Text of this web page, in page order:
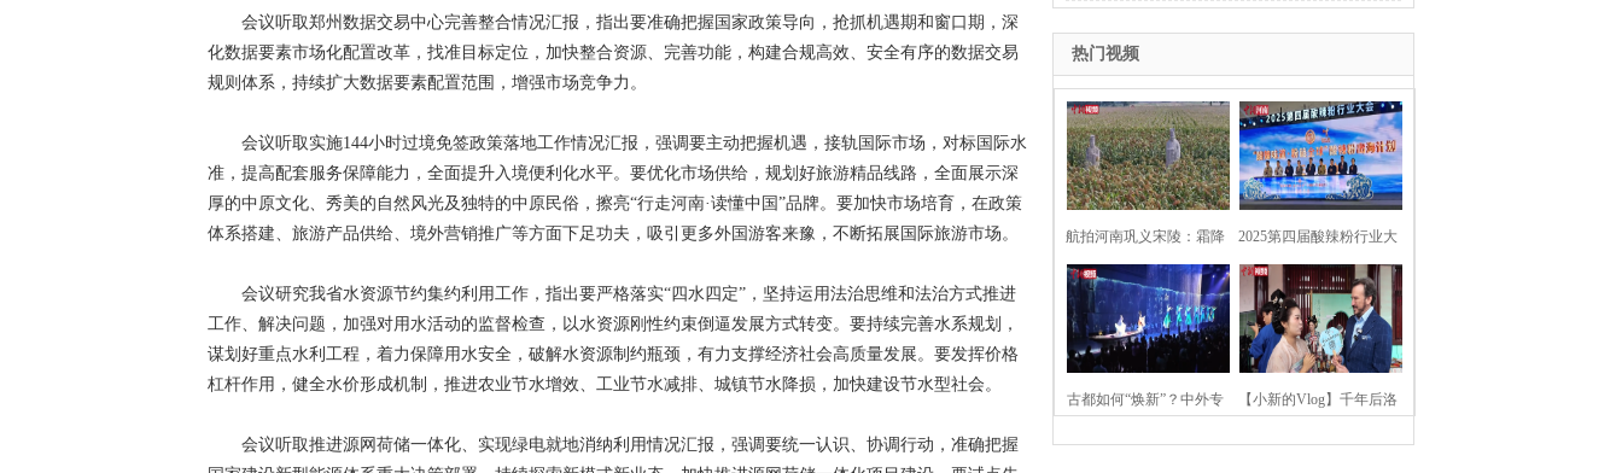
会议听取郑州数据交易中心完善整合情况汇报，指出要准确把握国家政策导向，抢抓机遇期和窗口期，深
化数据要素市场化配置改革，找准目标定位，加快整合资源、完善功能，构建合规高效、安全有序的数据交易
规则体系，持续扩大数据要素配置范围，增强市场竞争力。
会议听取实施144小时过境免签政策落地工作情况汇报，强调要主动把握机遇，接轨国际市场，对标国际水
准，提高配套服务保障能力，全面提升入境便利化水平。要优化市场供给，规划好旅游精品线路，全面展示深
厚的中原文化、秀美的自然风光及独特的中原民俗，擦亮“行走河南·读懂中国”品牌。要加快市场培育，在政策
体系搭建、旅游产品供给、境外营销推广等方面下足功夫，吸引更多外国游客来豫，不断拓展国际旅游市场。
会议研究我省水资源节约集约利用工作，指出要严格落实“四水四定”，坚持运用法治思维和法治方式推进
工作、解决问题，加强对用水活动的监督检查，以水资源刚性约束倒逼发展方式转变。要持续完善水系规划，
谋划好重点水利工程，着力保障用水安全，破解水资源制约瓶颈，有力支撑经济社会高质量发展。要发挥价格
杠杆作用，健全水价形成机制，推进农业节水增效、工业节水减排、城镇节水降损，加快建设节水型社会。
会议听取推进源网荷储一体化、实现绿电就地消纳利用情况汇报，强调要统一认识、协调行动，准确把握
热门视频
航拍河南巩义宋陵：霜降
时节高粱红
2025第四届酸辣粉行业大
会在河南开封举行
古都如何“焕新”？中外专 【小新的Vlog】千年后洛